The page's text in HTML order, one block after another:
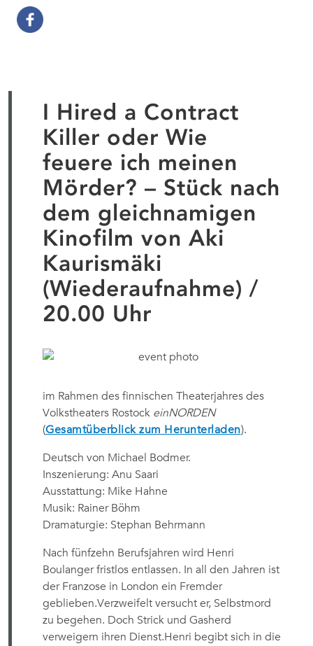
I Hired a Contract
Killer oder Wie
feuere ich meinen
Mörder? – Stück nach
dem gleichnamigen
Kinofilm von Aki
Kaurismäki
(Wiederaufnahme) /
20.00 Uhr
im Rahmen des finnischen Theaterjahres des
Volkstheaters Rostock einNORDEN
(Gesamtüberblick zum Herunterladen).
Deutsch von Michael Bodmer.
Inszenierung: Anu Saari
Ausstattung: Mike Hahne
Musik: Rainer Böhm
Dramaturgie: Stephan Behrmann
Nach fünfzehn Berufsjahren wird Henri
Boulanger fristlos entlassen. In all den Jahren ist
der Franzose in London ein Fremder
geblieben.Verzweifelt versucht er, Selbstmord
zu begehen. Doch Strick und Gasherd
verweigern ihren Dienst.Henri begibt sich in die